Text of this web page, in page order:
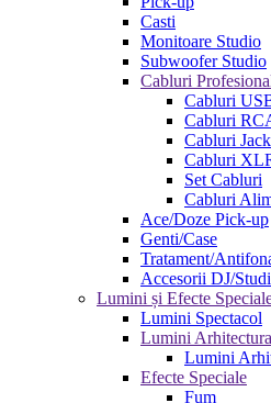
Casti
Monitoare Studio
Subwoofer Studio
Cabluri
Cabluri
Cabluri
Cabluri Jack
Cabluri
Set Cabluri
Cabluri
Ace/Doze Pick-up
Genti/Case
Tratament/
Accesorii DJ/
Lumini și Efecte
Lumini Spectacol
Lumini
Lumini
Efecte Speciale
Fum